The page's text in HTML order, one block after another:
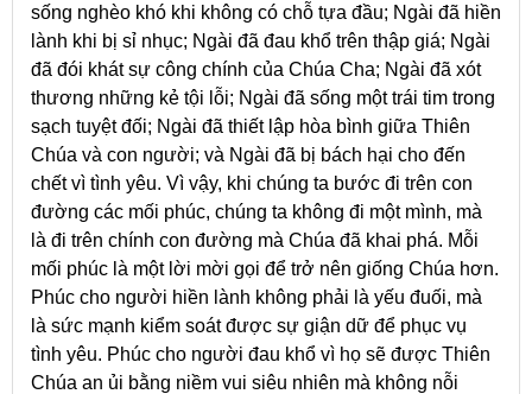
sống nghèo khó khi không có chỗ tựa đầu; Ngài đã hiền
lành khi bị sỉ nhục; Ngài đã đau khổ trên thập giá; Ngài
đã đói khát sự công chính của Chúa Cha; Ngài đã xót
thương những kẻ tội lỗi; Ngài đã sống một trái tim trong
sạch tuyệt đối; Ngài đã thiết lập hòa bình giữa Thiên
Chúa và con người; và Ngài đã bị bách hại cho đến
chết vì tình yêu. Vì vậy, khi chúng ta bước đi trên con
đường các mối phúc, chúng ta không đi một mình, mà
là đi trên chính con đường mà Chúa đã khai phá. Mỗi
mối phúc là một lời mời gọi để trở nên giống Chúa hơn.
Phúc cho người hiền lành không phải là yếu đuối, mà
là sức mạnh kiểm soát được sự giận dữ để phục vụ
tình yêu. Phúc cho người đau khổ vì họ sẽ được Thiên
Chúa an ủi bằng niềm vui siêu nhiên mà không nỗi